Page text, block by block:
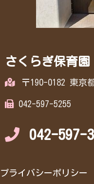
さくらぎ保育園
〒190-0182 東京
042-597-5255
042-597-
プライバシーポリシー